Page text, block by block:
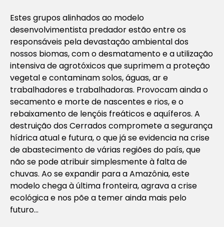
Estes grupos alinhados ao modelo
desenvolvimentista predador estão entre os
responsáveis pela devastação ambiental dos
nossos biomas, com o desmatamento e a utilização
intensiva de agrotóxicos que suprimem a proteção
vegetal e contaminam solos, águas, ar e
trabalhadores e trabalhadoras. Provocam ainda o
secamento e morte de nascentes e rios, e o
rebaixamento de lençóis freáticos e aquíferos. A
destruição dos Cerrados compromete a segurança
hídrica atual e futura, o que já se evidencia na crise
de abastecimento de várias regiões do país, que
não se pode atribuir simplesmente à falta de
chuvas. Ao se expandir para a Amazônia, este
modelo chega à última fronteira, agrava a crise
ecológica e nos põe a temer ainda mais pelo
futuro…